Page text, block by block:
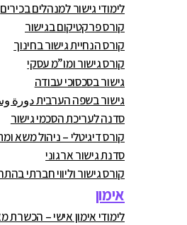
לימודי גישור למנהלים בכירים
קורס פרקטיקום בגישור
קורס הנחיית גישור בחינוך
קורס גישור ומו”מ עסקי
גישור בסכסוכי עבודה
גישור בשפה הערבית دورة
סדנה לעריכת הסכמי גישור
קורס דיגיטלי – ניהול משא
סדנת גישור ארגוני
קורס גישור וליווי חברתי
אימון
לימודי אימון אישי – הכשרת